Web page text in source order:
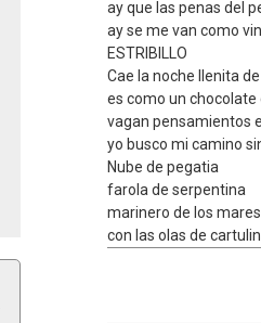
ay que las penas del
ay se me van como
ESTRIBILLO
Cae la noche llenita
es como un
vagan pensamientos
yo busco mi camino
Nube de pegatia
farola de serpentina
marinero de los mares
con las olas de